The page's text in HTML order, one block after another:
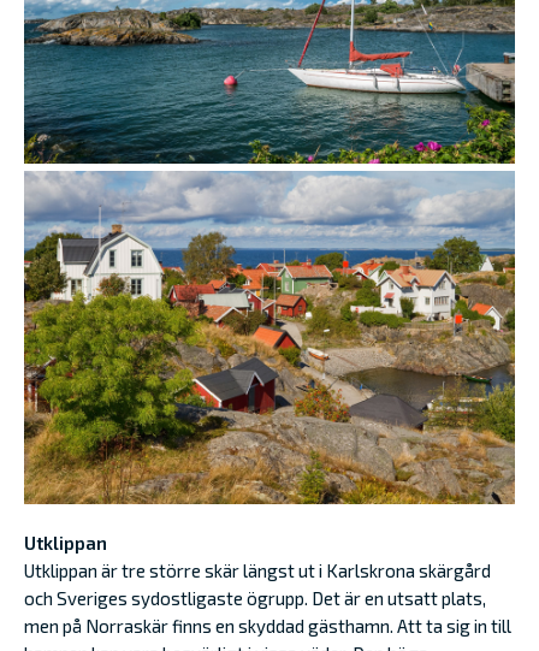
Utklippan
Utklippan är tre större skär längst ut i Karlskrona skärgård
och Sveriges sydostligaste ögrupp. Det är en utsatt plats,
men på Norraskär finns en skyddad gästhamn. Att ta sig in till